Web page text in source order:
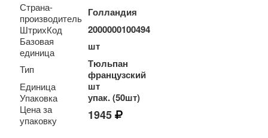
Страна-
производитель Голландия
ШтрихКод 2000000100494
Базовая
единица
шт
Тип
Тюльпан
французский
Единица шт
Упаковка упак. (50шт)
Цена за
упаковку
1945